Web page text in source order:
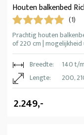
Houten balkenbed
(1)
Prachtig houten
of 220 cm |
Breedte:
140 t/
Lengte:
200,
2.249,-